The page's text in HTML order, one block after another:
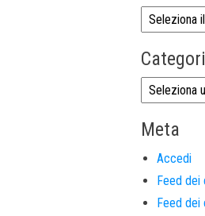
Meta
Accedi
Feed dei
Feed dei